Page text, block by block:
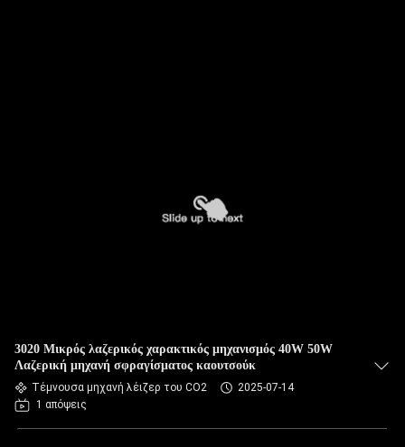
3020 Μικρός λαζερικός χαρακτικός μηχανισμός 40W 50W
Λαζερική μηχανή σφραγίσματος καουτσούκ
Τέμνουσα μηχανή λέιζερ του CO2
2025-07-14
1 απόψεις